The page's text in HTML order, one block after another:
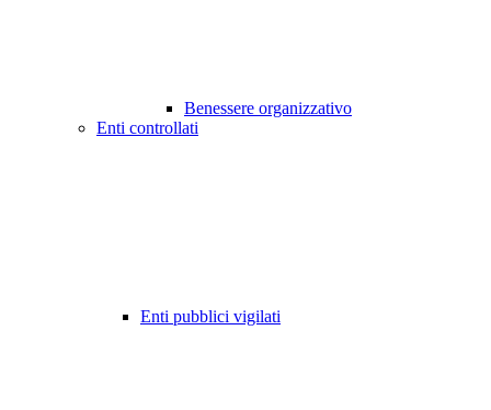
Benessere organizzativo
Enti controllati
Enti pubblici vigilati